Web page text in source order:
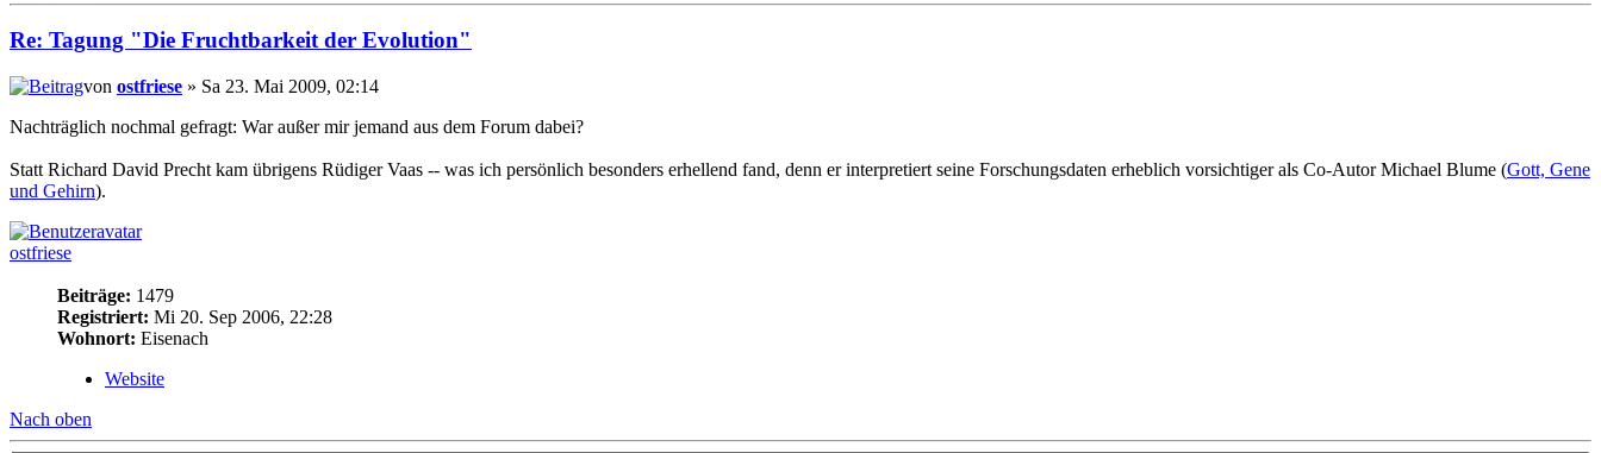
Re: Tagung "Die Fruchtbarkeit der Evolution"
von ostfriese » Sa 23. Mai 2009, 02:14
Nachträglich nochmal gefragt: War außer mir jemand aus dem Forum dabei?
Statt Richard David Precht kam übrigens Rüdiger Vaas -- was ich persönlich besonders erhellend fand, denn er interpretiert seine Forschungsdaten erheblich vorsichtiger als Co-Autor Michael Blume (Gott, Gene
und Gehirn).
ostfriese
Beiträge: 1479
Registriert: Mi 20. Sep 2006, 22:28
Wohnort: Eisenach
Website
Nach oben